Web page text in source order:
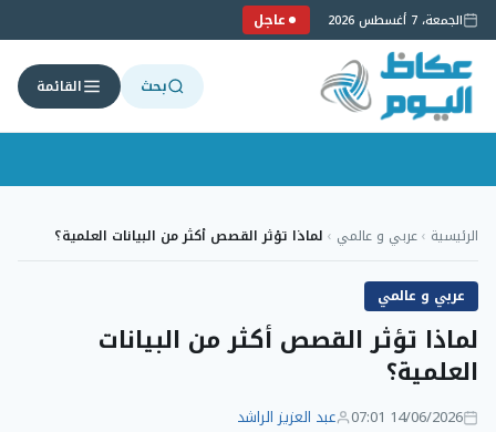
الجمعة، 7 أغسطس 2026 عاجل
بحث القائمة
إلىالرئيسية ›عربي و عالمي › لماذا تؤثر القصص أكثر من البيانات العلمية؟
عربي و عالمي
لماذا تؤثر القصص أكثر من البيانات
العلمية؟
14/06/2026 07:01 عبد العزيز الراشد